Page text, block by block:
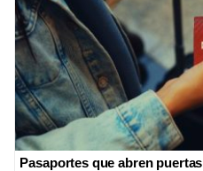
Pasaportes que abren puertas